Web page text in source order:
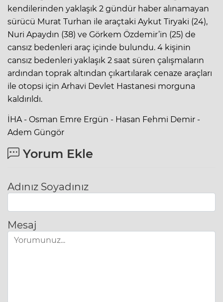
kendilerinden yaklaşık 2 gündür haber alınamayan
sürücü Murat Turhan ile araçtaki Aykut Tiryaki (24),
Nuri Apaydın (38) ve Görkem Özdemir’in (25) de
cansız bedenleri araç içinde bulundu. 4 kişinin
cansız bedenleri yaklaşık 2 saat süren çalışmaların
ardından toprak altından çıkartılarak cenaze araçları
ile otopsi için Arhavi Devlet Hastanesi morguna
kaldırıldı.
İHA - Osman Emre Ergün - Hasan Fehmi Demir -
Adem Güngör
Yorum Ekle
Adınız Soyadınız
Mesaj